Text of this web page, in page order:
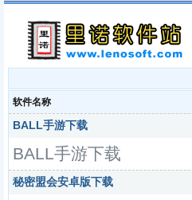
软件名称
BALL手游下载
BALL手游下载
秘密盟会安卓版下载